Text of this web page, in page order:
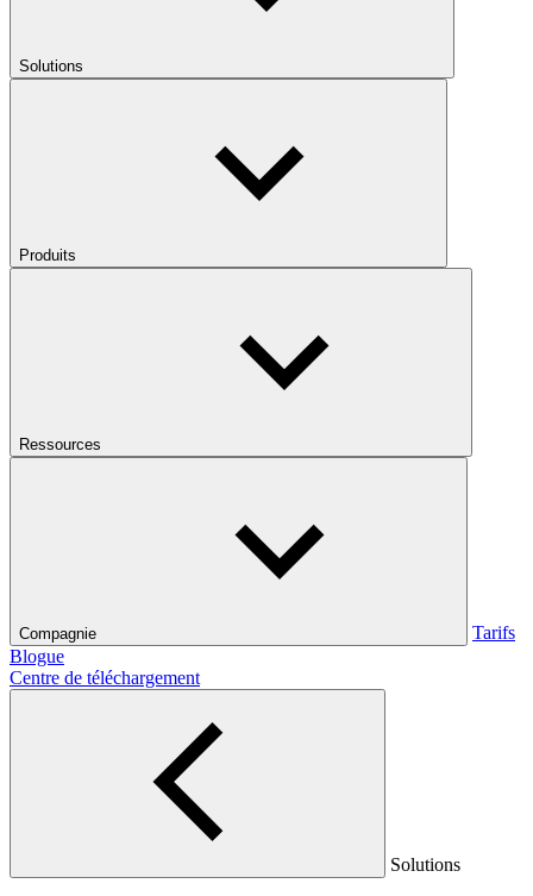
Solutions
Produits
Ressources
Compagnie
Tarifs
Blogue
Centre de téléchargement
Solutions